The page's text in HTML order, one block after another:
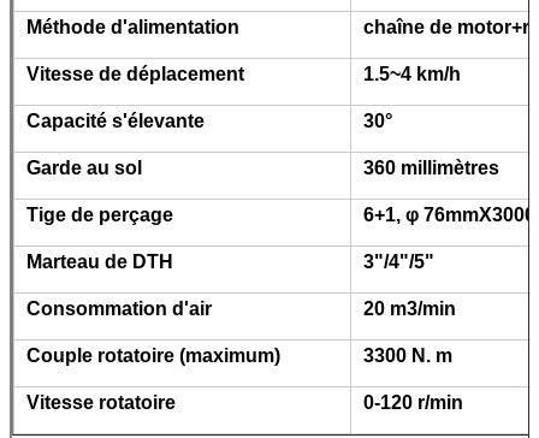
Méthode d'alimentation chaîne de
Vitesse de déplacement 1.5~4 km/h
Capacité s'élevante 30°
Garde au sol 360 millimètres
Tige de perçage 6+1, φ
Marteau de DTH 3"/4"/5"
Consommation d'air 20 m3/min
Couple rotatoire (maximum) 3300 N. m
Vitesse rotatoire 0-120 r/min